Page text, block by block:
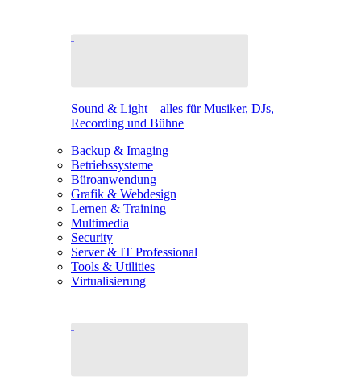
Sound & Light – alles für Musiker, DJs,
Recording und Bühne
Backup & Imaging
Betriebssysteme
Büroanwendung
Grafik & Webdesign
Lernen & Training
Multimedia
Security
Server & IT Professional
Tools & Utilities
Virtualisierung